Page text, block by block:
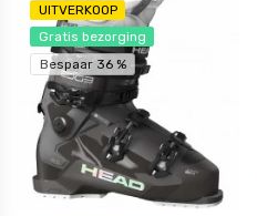
UITVERKOOP
Gratis bezorging
Bespaar 36 %